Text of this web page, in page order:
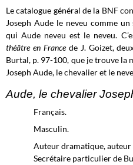
Le catalogue général de la BNF
Joseph Aude le neveu comme
qui Aude neveu est le neveu.
théâtre en Francede J. Goizet,
Burtal, p. 97-100, que je trouve
Joseph Aude, le chevalier et le
Aude, le chevalier
Français.
Masculin.
Auteur dramatique, auteur
Secrétaire particulier de